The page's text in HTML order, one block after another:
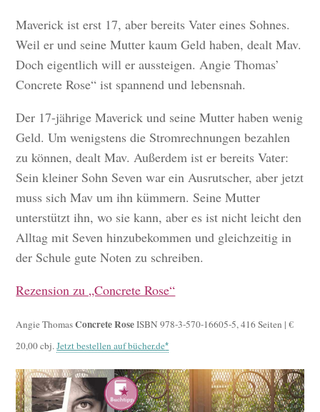
Maverick ist erst 17, aber bereits Vater eines Sohnes.
Weil er und seine Mutter kaum Geld haben, dealt Mav.
Doch eigentlich will er aussteigen. Angie Thomas’
Concrete Rose“ ist spannend und lebensnah.
Der 17-jährige Maverick und seine Mutter haben wenig
Geld. Um wenigstens die Stromrechnungen bezahlen
zu können, dealt Mav. Außerdem ist er bereits Vater:
Sein kleiner Sohn Seven war ein Ausrutscher, aber jetzt
muss sich Mav um ihn kümmern. Seine Mutter
unterstützt ihn, wo sie kann, aber es ist nicht leicht den
Alltag mit Seven hinzubekommen und gleichzeitig in
der Schule gute Noten zu schreiben.
Rezension zu „Concrete Rose“
Angie ThomasConcrete RoseISBN 978-3-570-16605-5, 416 Seiten | €
20,00 cbj.Jetzt bestellen auf bücher.de